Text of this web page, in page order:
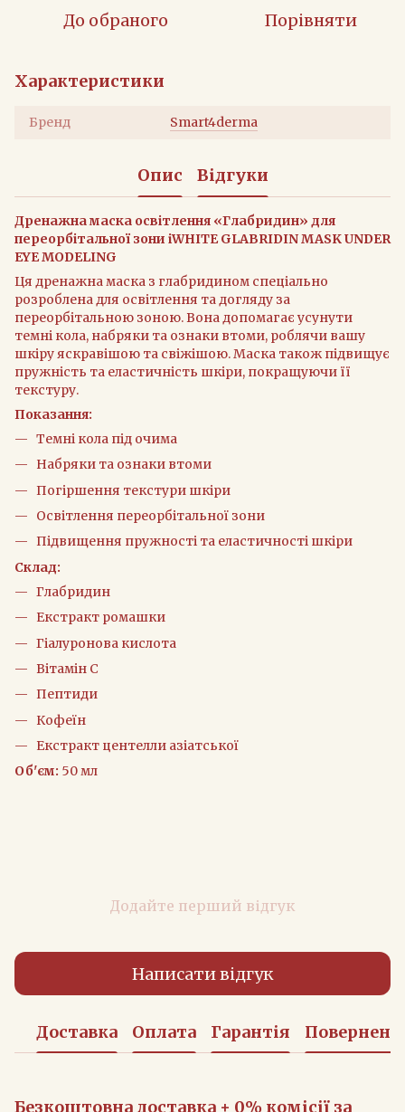
До обраного Порівняти
Характеристики
Бренд Smart4derma
Опис Відгуки
Дренажна маска освітлення «Глабридин» для
переорбітальної зони iWHITE GLABRIDIN MASK UNDER
EYE MODELING
Ця дренажна маска з глабридином спеціально
розроблена для освітлення та догляду за
переорбітальною зоною. Вона допомагає усунути
темні кола, набряки та ознаки втоми, роблячи вашу
шкіру яскравішою та свіжішою. Маска також підвищує
пружність та еластичність шкіри, покращуючи її
текстуру.
Показання:
Темні кола під очима
Набряки та ознаки втоми
Погіршення текстури шкіри
Освітлення переорбітальної зони
Підвищення пружності та еластичності шкіри
Склад:
Глабридин
Екстракт ромашки
Гіалуронова кислота
Вітамін С
Пептиди
Кофеїн
Екстракт центелли азіатської
Об'єм: 50 мл
Додайте перший відгук
Написати відгук
Доставка Оплата Гарантія
Безкоштовна доставка + 0% комісії за